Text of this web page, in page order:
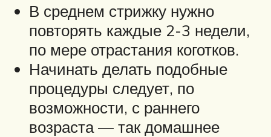
В среднем стрижку нужно
повторять каждые 2-3 недели,
по мере отрастания коготков.
Начинать делать подобные
процедуры следует, по
возможности, с раннего
возраста — так домашнее